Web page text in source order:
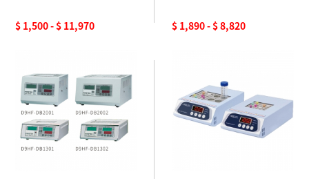
$ 1,500 - $ 11,970 $ 1,890 - $ 8,820